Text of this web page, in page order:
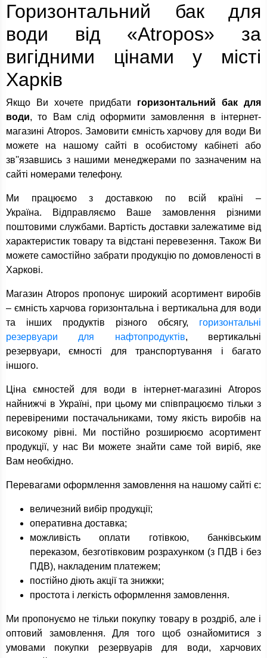
Горизонтальний бак для
води від «Atropos» за
вигідними цінами у місті
Харків
Якщо Ви хочете придбати горизонтальний бак для
води, то Вам слід оформити замовлення в інтернет-
магазині Atropos. Замовити ємність харчову для води Ви
можете на нашому сайті в особистому кабінеті або
зв''язавшись з нашими менеджерами по зазначеним на
сайті номерами телефону.
Ми працюємо з доставкою по всій країні –
Україна. Відправляємо Ваше замовлення різними
поштовими службами. Вартість доставки залежатиме від
характеристик товару та відстані перевезення. Також Ви
можете самостійно забрати продукцію по домовленості в
Харкові.
Магазин Atropos пропонує широкий асортимент виробів
– ємність харчова горизонтальна і вертикальна для води
та інших продуктів різного обсягу, горизонтальні
резервуари для нафтопродуктів, вертикальні
резервуари, ємності для транспортування і багато
іншого.
Ціна ємностей для води в інтернет-магазині Atropos
найнижчі в Україні, при цьому ми співпрацюємо тільки з
перевіреними постачальниками, тому якість виробів на
високому рівні. Ми постійно розширюємо асортимент
продукції, у нас Ви можете знайти саме той виріб, яке
Вам необхідно.
Перевагами оформлення замовлення на нашому сайті є:
величезний вибір продукції;
оперативна доставка;
можливість оплати готівкою, банківським
переказом, безготівковим розрахунком (з ПДВ і без
ПДВ), накладеним платежем;
постійно діють акції та знижки;
простота і легкість оформлення замовлення.
Ми пропонуємо не тільки покупку товару в роздріб, але і
оптовий замовлення. Для того щоб ознайомитися з
умовами покупки резервуарів для води, харчових